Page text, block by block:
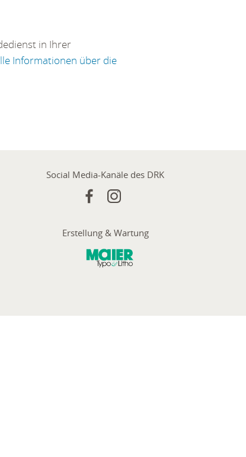
in Ihrer
Informationen über die
Social Media-Kanäle des DRK
Erstellung & Wartung